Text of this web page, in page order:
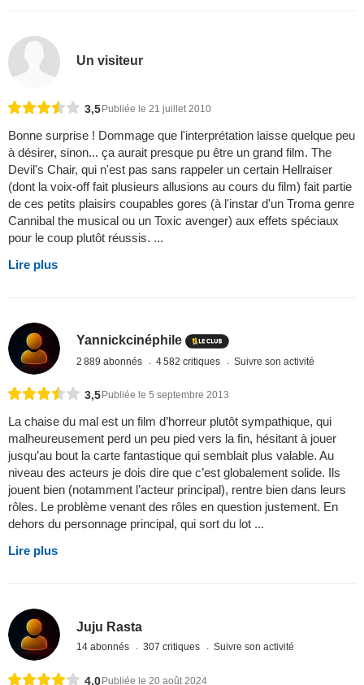
Un visiteur
3,5Publiée le 21 juillet 2010
Bonne surprise ! Dommage que l'interprétation laisse quelque peu
à désirer, sinon... ça aurait presque pu être un grand film. The
Devil's Chair, qui n'est pas sans rappeler un certain Hellraiser
(dont la voix-off fait plusieurs allusions au cours du film) fait partie
de ces petits plaisirs coupables gores (à l'instar d'un Troma genre
Cannibal the musical ou un Toxic avenger) aux effets spéciaux
pour le coup plutôt réussis. ...
Lire plus
Yannickcinéphile
2 889 abonnés 4 582 critiques Suivre son activité
3,5Publiée le 5 septembre 2013
La chaise du mal est un film d’horreur plutôt sympathique, qui
malheureusement perd un peu pied vers la fin, hésitant à jouer
jusqu’au bout la carte fantastique qui semblait plus valable. Au
niveau des acteurs je dois dire que c’est globalement solide. Ils
jouent bien (notamment l’acteur principal), rentre bien dans leurs
rôles. Le problème venant des rôles en question justement. En
dehors du personnage principal, qui sort du lot ...
Lire plus
Juju Rasta
14 abonnés 307 critiques Suivre son activité
4,0 Publiée le 20 août 2024